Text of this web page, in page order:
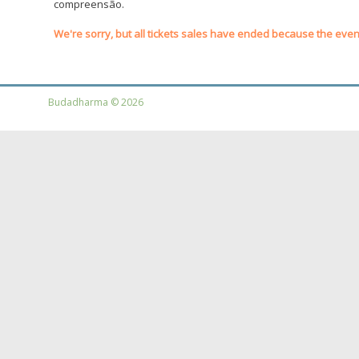
compreensão.
We're sorry, but all tickets sales have ended because the
Budadharma © 2026